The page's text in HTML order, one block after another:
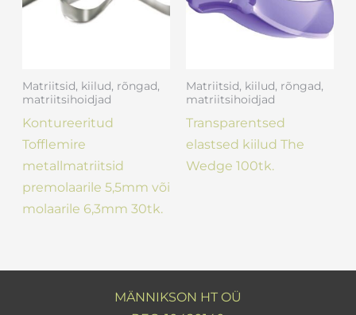
Matriitsid, kiilud, rõngad,
matriitsihoidjad
Kontureeritud
Tofflemire
metallmatriitsid
premolaarile 5,5mm või
molaarile 6,3mm 30tk.
Matriitsid, kiilud, rõngad,
matriitsihoidjad
Transparentsed
elastsed kiilud The
Wedge 100tk.
MÄNNIKSON HT OÜ